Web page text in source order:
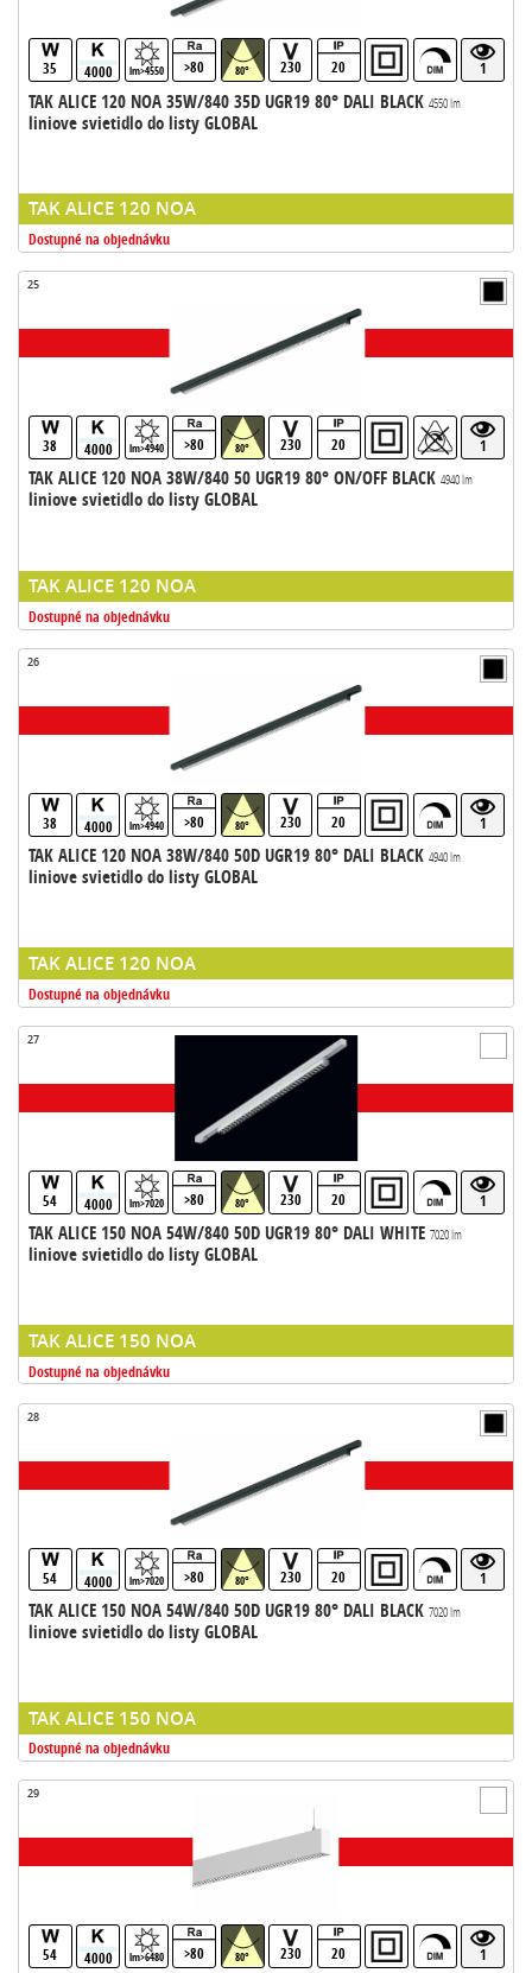
35 4000 lm>4550 >80 80° 230 20 1
TAK ALICE 120 NOA 35W/840 35D UGR19 80° DALI BLACK 4550 lm
liniove svietidlo do listy GLOBAL
TAK ALICE 120 NOA
Dostupné na objednávku
25
38 4000 lm>4940 >80 80° 230 20 1
TAK ALICE 120 NOA 38W/840 50 UGR19 80° ON/OFF BLACK 4940 lm
liniove svietidlo do listy GLOBAL
TAK ALICE 120 NOA
Dostupné na objednávku
26
38 4000 lm>4940 >80 80° 230 20 1
TAK ALICE 120 NOA 38W/840 50D UGR19 80° DALI BLACK 4940 lm
liniove svietidlo do listy GLOBAL
TAK ALICE 120 NOA
Dostupné na objednávku
27
54 4000 lm>7020 >80 80° 230 20 1
TAK ALICE 150 NOA 54W/840 50D UGR19 80° DALI WHITE 7020 lm
liniove svietidlo do listy GLOBAL
TAK ALICE 150 NOA
Dostupné na objednávku
28
54 4000 lm>7020 >80 80° 230 20 1
TAK ALICE 150 NOA 54W/840 50D UGR19 80° DALI BLACK 7020 lm
liniove svietidlo do listy GLOBAL
TAK ALICE 150 NOA
Dostupné na objednávku
29
54 4000 lm>6480 >80 80° 230 20 1